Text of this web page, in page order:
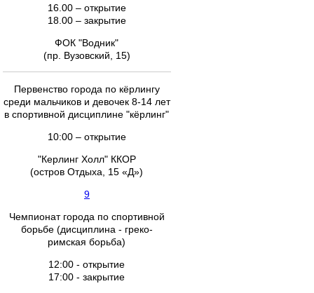
16.00 – открытие
18.00 – закрытие
ФОК "Водник"
(пр. Вузовский, 15)
Первенство города по кёрлингу
среди мальчиков и девочек 8-14 лет
в спортивной дисциплине "кёрлинг"
10:00 – открытие
"Керлинг Холл" ККОР
(остров Отдыха, 15 «Д»)
9
Чемпионат города по спортивной
борьбе (дисциплина - греко-
римская борьба)
12:00 - открытие
17:00 - закрытие